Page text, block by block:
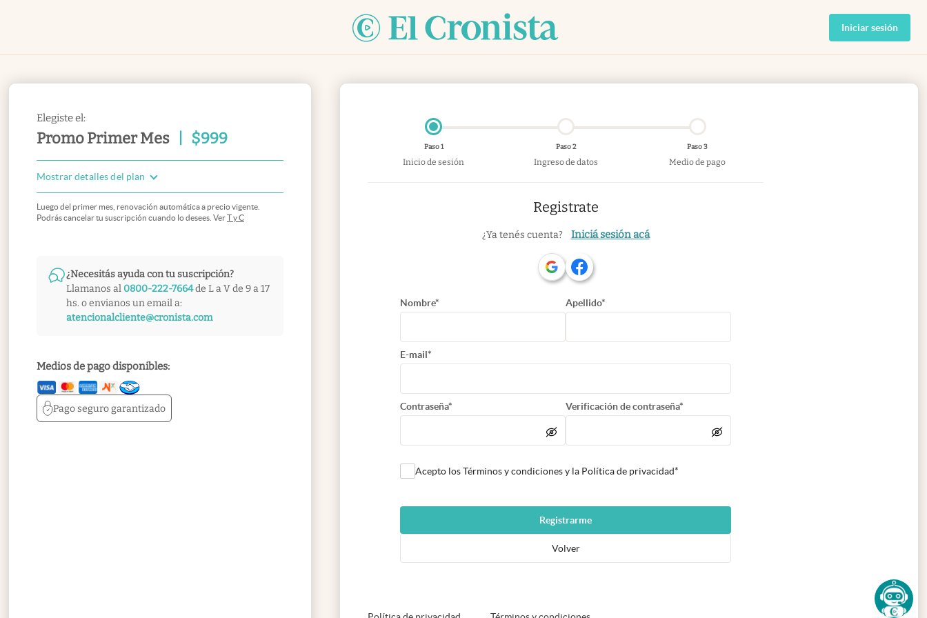
Iniciar sesión
Elegiste el:
Promo Primer Mes $999
Mostrar detalles del plan
Luego del primer mes, renovación automática a precio vigente.
Podrás cancelar tu suscripción cuando lo desees. VerT y C
¿Necesitás ayuda con tu suscripción?
Llamanos al 0800-222-7664de L a V de 9 a 17
hs. o envianos un email a:
atencionalcliente@cronista.com
Medios de pago disponibles:
Pago segurogarantizado
Paso 1
Inicio de sesión
Paso 2
Ingreso de datos
Paso 3
Medio de pago
Registrate
¿Ya tenés cuenta? Iniciá sesión acá
Nombre* Apellido*
E-mail*
Contraseña* Verificación de contraseña*
Acepto los Términos y condiciones y la Política de privacidad*
Registrarme
Volver